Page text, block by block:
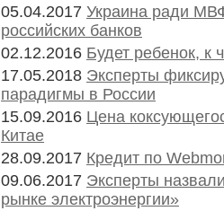
05.04.2017 Украина ради
российских банков
02.12.2016 Будет ребенок, к
17.05.2018 Эксперты
парадигмы в России
15.09.2016 Цена
Китае
28.09.2017 Кредит по
09.06.2017 Эксперты
рынке электроэнергии»